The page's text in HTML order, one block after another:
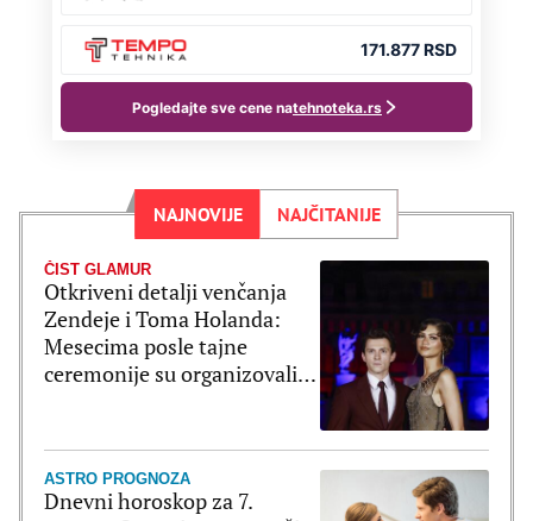
NAJNOVIJE NAJČITANIJE
ČIST GLAMUR
Otkriveni detalji venčanja
Zendeje i Toma Holanda:
Mesecima posle tajne
ceremonije su organizovali
ASTRO PROGNOZA
Dnevni horoskop za 7.